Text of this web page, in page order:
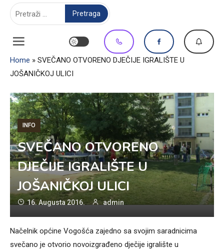
Home » SVEČANO OTVORENO DJEČIJE IGRALIŠTE U
JOŠANIČKOJ ULICI
INFO
SVEČANO OTVORENO
DJEČIJE IGRALIŠTE U
JOŠANIČKOJ ULICI
16. Augusta 2016. admin
Načelnik općine Vogošća zajedno sa svojim saradnicima
svečano je otvorio novoizgrađeno dječije igralište u